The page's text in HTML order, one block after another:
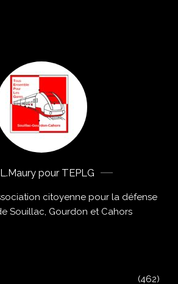
pour TEPLG
citoyenne pour la défense
Souillac, Gourdon et Cahors
(462)